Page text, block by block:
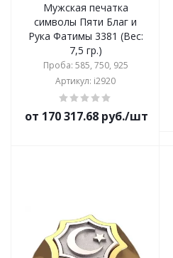
Мужская печатка
символы Пяти Благ и
Рука Фатимы 3381 (Вес:
7,5 гр.)
Проба: 585, 750, 925
Артикул: i2920
от 170 317.68 руб./шт